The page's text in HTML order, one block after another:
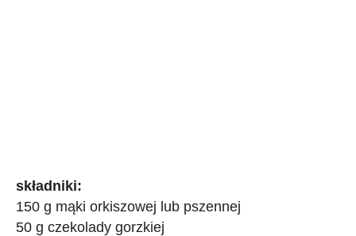
składniki:
150 g mąki orkiszowej lub pszennej
50 g czekolady gorzkiej